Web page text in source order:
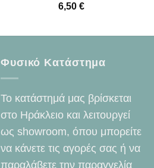
6,50€
Φυσικό Κατάστημα
Το κατάστημά μας βρίσκεται
στο Ηράκλειο και λειτουργεί
ως showroom, όπου μπορείτε
να κάνετε τις αγορές σας ή να
παραλάβετε την παραγγελία